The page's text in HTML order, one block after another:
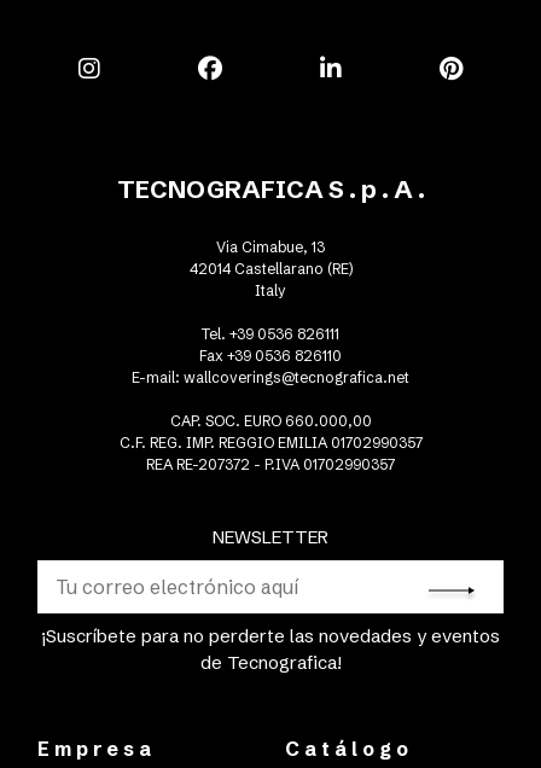
NEWSLETTER
¡Suscríbete para no perderte las novedades y eventos
de Tecnografica!
TECNOGRAFICA S . p . A .
Via Cimabue, 13
42014 Castellarano (RE)
Italy
Tel. +39 0536 826111
Fax +39 0536 826110
E-mail: wallcoverings@tecnografica.net
CAP. SOC. EURO 660.000,00
C.F. REG. IMP. REGGIO EMILIA 01702990357
REA RE-207372 - P.IVA 01702990357
Empresa Catálogo